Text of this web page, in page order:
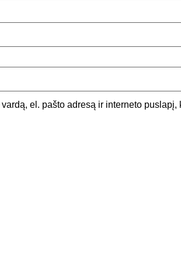
el. pašto adresą ir interneto